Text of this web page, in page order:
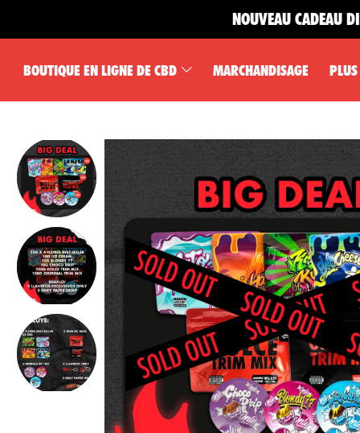
NOUVEAU CADEAU
BOUTIQUE EN LIGNE DE CBD MARCHANDISAGE